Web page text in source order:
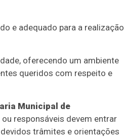
e adequado para a realização
oferecendo um ambiente
queridos com respeito e
Municipal de
responsáveis devem entrar
trâmites e orientações